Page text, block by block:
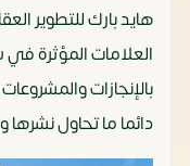
هايد بارك للتطوير
العلامات المؤثرة
بالإنجازات
دائما ما تحاول نشرها